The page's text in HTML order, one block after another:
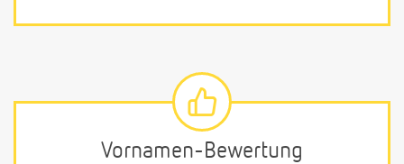
Vornamen-Bewertung